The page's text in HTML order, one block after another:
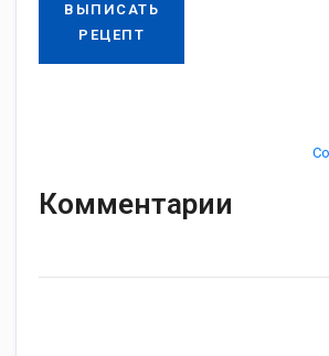
ВЫПИСАТЬ
РЕЦЕПТ
Комментарии